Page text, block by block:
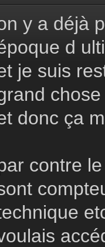
y a déjà
d
je suis
donc ça
contre